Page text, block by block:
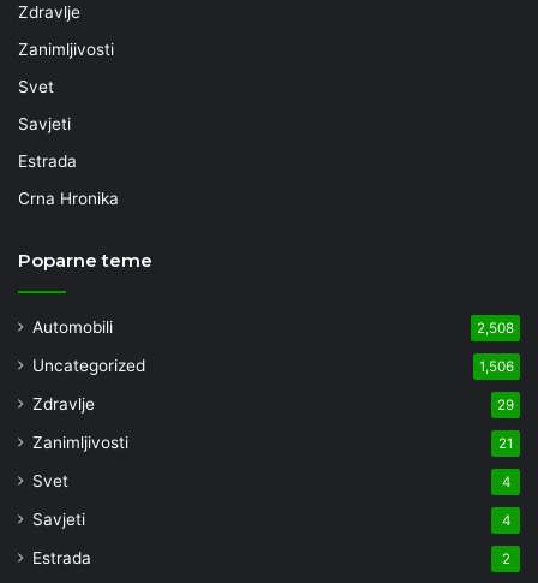
Zdravlje
Zanimljivosti
Svet
Savjeti
Estrada
Crna Hronika
Poparne teme
Automobili 2,508
Uncategorized 1,506
Zdravlje 29
Zanimljivosti 21
Svet 4
Savjeti 4
Estrada 2